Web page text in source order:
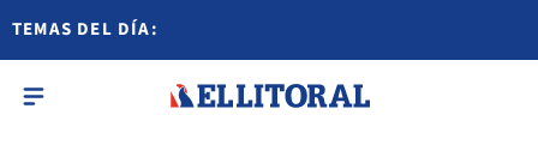
TEMAS DEL DÍA: